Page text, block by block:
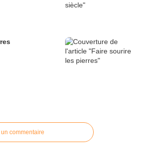
commentaire